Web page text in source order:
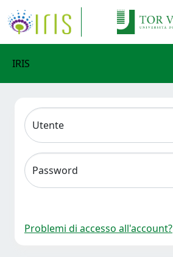
IRIS
Utente
Password
Problemi di accesso all'account?